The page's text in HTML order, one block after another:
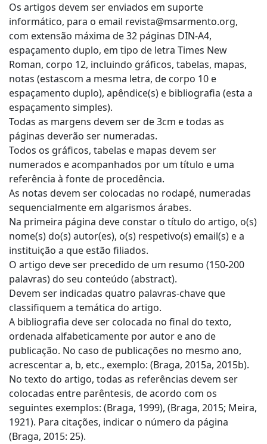
Os artigos devem ser enviados em suporte
informático, para o email revista@msarmento.org,
com extensão máxima de 32 páginas DIN-A4,
espaçamento duplo, em tipo de letra Times New
Roman, corpo 12, incluindo gráficos, tabelas, mapas,
notas (estascom a mesma letra, de corpo 10 e
espaçamento duplo), apêndice(s) e bibliografia (esta a
espaçamento simples).
Todas as margens devem ser de 3cm e todas as
páginas deverão ser numeradas.
Todos os gráficos, tabelas e mapas devem ser
numerados e acompanhados por um título e uma
referência à fonte de procedência.
As notas devem ser colocadas no rodapé, numeradas
sequencialmente em algarismos árabes.
Na primeira página deve constar o título do artigo, o(s)
nome(s) do(s) autor(es), o(s) respetivo(s) email(s) e a
instituição a que estão filiados.
O artigo deve ser precedido de um resumo (150-200
palavras) do seu conteúdo (abstract).
Devem ser indicadas quatro palavras-chave que
classifiquem a temática do artigo.
A bibliografia deve ser colocada no final do texto,
ordenada alfabeticamente por autor e ano de
publicação. No caso de publicações no mesmo ano,
acrescentar a, b, etc., exemplo: (Braga, 2015a, 2015b).
No texto do artigo, todas as referências devem ser
colocadas entre parêntesis, de acordo com os
seguintes exemplos: (Braga, 1999), (Braga, 2015; Meira,
1921). Para citações, indicar o número da página
(Braga, 2015: 25).